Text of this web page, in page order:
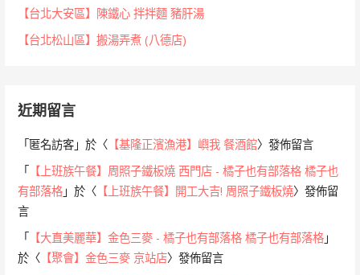
【台北大安區】陳鐵心 拌拌麵 豬肝湯
【台北松山區】搬湯弄煮 (八德店)
近期留言
「匿名訪客 」於〈 【基隆正濱漁港】嶼我 餐酒館〉發佈留言
「 【上班族午餐】周照子鐵板燒 西門店 - 橘子也有部落格 橘子也
有部落格 」於〈 【上班族午餐】開工大吉! 周照子鐵板燒〉發佈留
言
「 【大直美麗華】金色三麥 - 橘子也有部落格 橘子也有部落格 」
於〈 【聚會】金色三麥 京站店〉發佈留言